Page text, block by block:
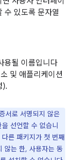
수 있도록 문자열
용될 이름입니다
및 애플리케이션
).
서로 서명되지 않은
선언할 수 없습니
른 패키지가 첫 번째
않는 한, 사용자는 동